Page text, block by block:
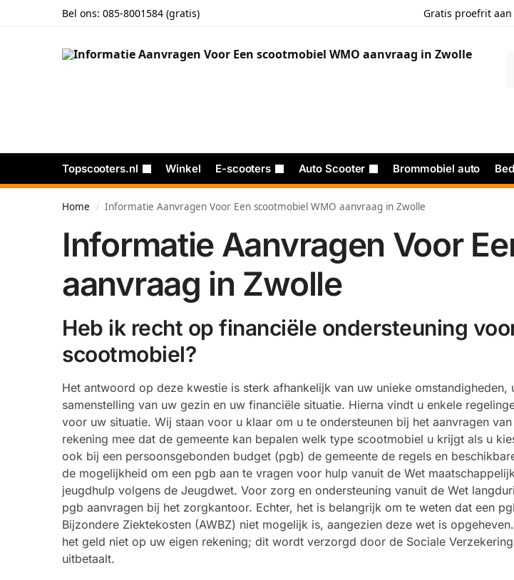
Bel ons: 085-8001584 (gratis) Gratis proefrit
Topscooters.nl Winkel E-scooters Auto Scooter Brommobiel auto
Home / Informatie Aanvragen Voor Een scootmobiel WMO aanvraag in Zwolle
Informatie Aanvragen Voor
aanvraag in Zwolle
Heb ik recht op financiële ondersteuning
scootmobiel?
Het antwoord op deze kwestie is sterk afhankelijk van uw unieke omstandigheden,
samenstelling van uw gezin en uw financiële situatie. Hierna vindt u enkele
voor uw situatie. Wij staan voor u klaar om u te ondersteunen bij het aanvragen
rekening mee dat de gemeente kan bepalen welk type scootmobiel u krijgt als u
ook bij een persoonsgebonden budget (pgb) de gemeente de regels en
de mogelijkheid om een pgb aan te vragen voor hulp vanuit de Wet
jeugdhulp volgens de Jeugdwet. Voor zorg en ondersteuning vanuit de Wet
pgb aanvragen bij het zorgkantoor. Echter, het is belangrijk om te weten dat een
Bijzondere Ziektekosten (AWBZ) niet mogelijk is, aangezien deze wet is
het geld niet op uw eigen rekening; dit wordt verzorgd door de Sociale
uitbetaalt.